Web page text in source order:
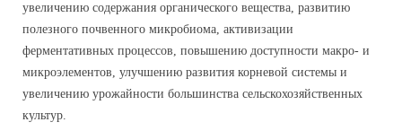
увеличению содержания органического вещества, развитию
полезного почвенного микробиома, активизации
ферментативных процессов, повышению доступности макро- и
микроэлементов, улучшению развития корневой системы и
увеличению урожайности большинства сельскохозяйственных
культур.